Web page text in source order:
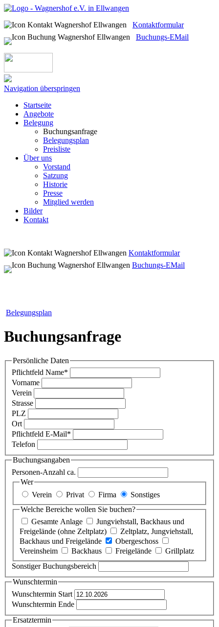
Kontaktformular
Buchungs-EMail
Navigation überspringen
Startseite
Angebote
Belegung
Buchungsanfrage
Belegungsplan
Preisliste
Über uns
Vorstand
Satzung
Historie
Presse
Mitglied werden
Bilder
Kontakt
Kontaktformular
Buchungs-EMail
Belegungsplan
Buchungsanfrage
Persönliche Daten
Pflichtfeld Name*
Vorname
Verein
Strasse
PLZ
Ort
Pflichtfeld E-Mail*
Telefon
Buchungsangaben
Personen-Anzahl ca.
Wer
Verein
Privat Firma
Sonstiges
Welche Bereiche wollen Sie buchen?
Gesamte Anlage
Jungviehstall, Backhaus und
Freigelände (ohne Zeltplatz)
Zeltplatz, Jungviehstall,
Backhaus und Freigelände
Obergeschoss
Vereinsheim
Backhaus Freigelände
Grillplatz
Sonstiger Buchungsbereich
Wunschtermin
Wunschtermin Start
Wunschtermin Ende
Ersatztermin